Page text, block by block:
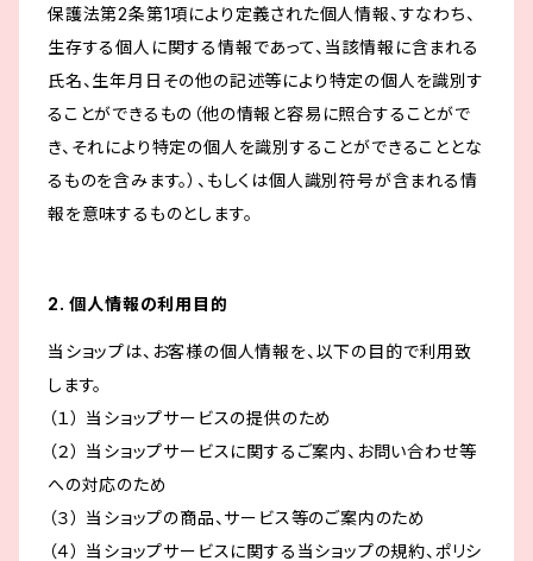
保護法第2条第1項により定義された個人情報、すなわち、
生存する個人に関する情報であって、当該情報に含まれる
氏名、生年月日その他の記述等により特定の個人を識別す
ることができるもの（他の情報と容易に照合することがで
き、それにより特定の個人を識別することができることとな
るものを含みます。）、もしくは個人識別符号が含まれる情
報を意味するものとします。
2. 個人情報の利用目的
当ショップは、お客様の個人情報を、以下の目的で利用致
します。
（１） 当ショップサービスの提供のため
（２） 当ショップサービスに関するご案内、お問い合わせ等
への対応のため
（３） 当ショップの商品、サービス等のご案内のため
（４） 当ショップサービスに関する当ショップの規約、ポリシ